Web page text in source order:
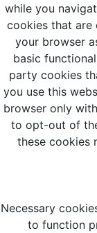
while you
cookies that are
your browser
basic
party cookies
you use this
browser only
to opt-out of
these cookies
Necessary
to function